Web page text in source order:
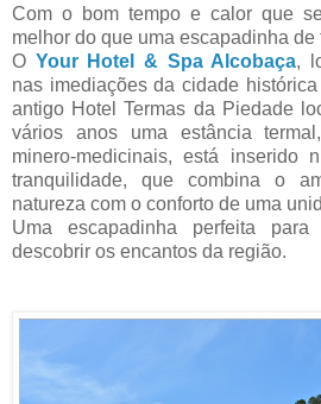
Com o bom tempo e calor que
melhor do que uma escapadinha de
O Your Hotel & Spa Alcobaça,
nas imediações da cidade
antigo Hotel Termas da Piedade
vários anos uma estância
minero-medicinais, está inserido
tranquilidade, que combina o
natureza com o conforto de uma
Uma escapadinha perfeita
descobrir os encantos da região.